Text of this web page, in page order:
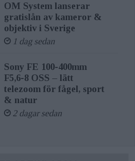
OM System lanserar
gratislån av kameror &
objektiv i Sverige
1 dag sedan
Sony FE 100-400mm
F5,6-8 OSS – lätt
telezoom för fågel, sport
& natur
2 dagar sedan